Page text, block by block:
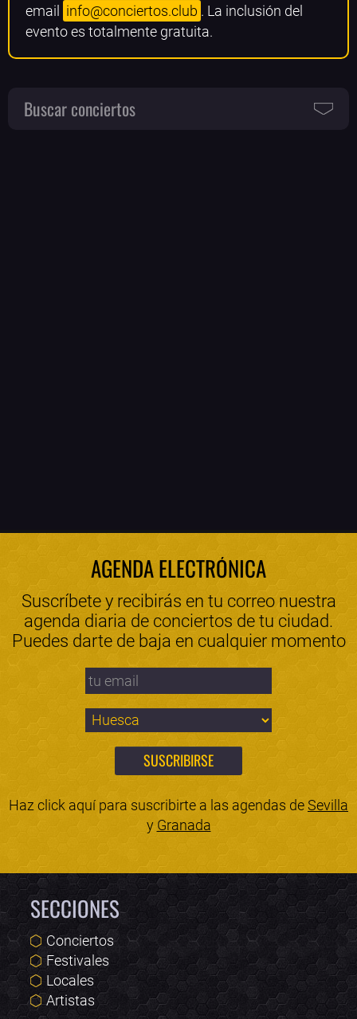
email
info@conciertos.club . La inclusión del
evento es totalmente gratuita.
Buscar conciertos
AGENDA ELECTRÓNICA
Suscríbete y recibirás en tu correo nuestra
agenda diaria de conciertos de tu ciudad.
Puedes darte de baja en cualquier momento
Haz click aquí para suscribirte a las agendas deSevilla
y Granada
SECCIONES
Conciertos
Festivales
Locales
Artistas